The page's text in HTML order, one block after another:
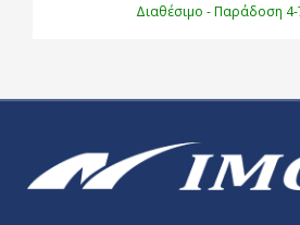
Διαθέσιμο - Παράδοση 4-